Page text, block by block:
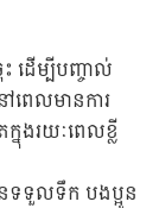
ះ ដើម្បីបញ្ចាល់
ពេលមានការ
នុងរយៈពេលខ្លី
ទទួលទឹក បងប្អូន